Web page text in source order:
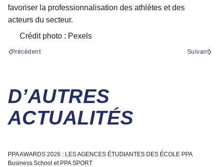
favoriser la professionnalisation des athlètes et des
acteurs du secteur.
Crédit photo : Pexels
Précédent Suivant
D’AUTRES
ACTUALITÉS
Actualité
PPA AWARDS 2026 : LES AGENCES ÉTUDIANTES DES ÉCOLE PPA
Business School et PPA SPORT